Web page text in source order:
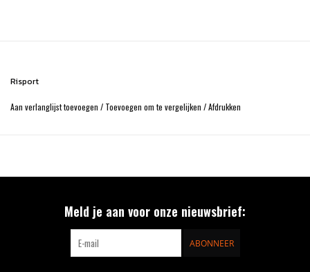
Risport
Aan verlanglijst toevoegen / Toevoegen om te vergelijken /Afdrukken
Meld je aan voor onze nieuwsbrief:
ABONNEER